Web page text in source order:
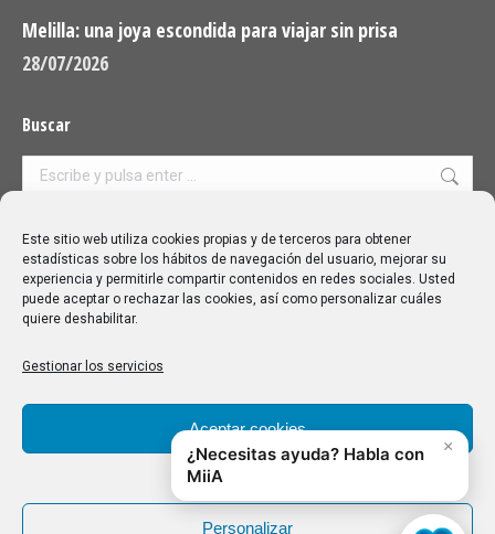
Este sitio web utiliza cookies propias y de terceros para obtener
estadísticas sobre los hábitos de navegación del usuario, mejorar su
experiencia y permitirle compartir contenidos en redes sociales. Usted
puede aceptar o rechazar las cookies, así como personalizar cuáles
quiere deshabilitar.
Gestionar los servicios
Aceptar cookies
Denegar
Personalizar
Melilla: una joya escondida para viajar sin prisa
28/07/2026
Buscar
Buscar:
Aviso Legal|Política de privacidad|Política de cookies